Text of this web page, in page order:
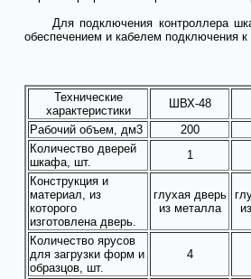
Для подключения контроллера
обеспечением и кабелем подключения
Технические
характеристики
ШВХ-48
Рабочий объем, дм3
200
Количество дверей
шкафа, шт.
1
Конструкция и
материал, из
которого
изготовлена дверь.
глухая дверь
из металла
Количество ярусов
для загрузки форм и
образцов, шт.
4